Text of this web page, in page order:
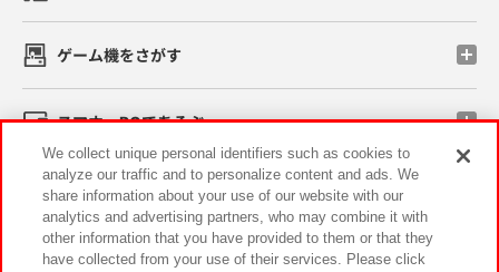
ゲーム機をさがす
スマホ・PCであそぶ
イベント・キャンペーン
We collect unique personal identifiers such as cookies to
analyze our traffic and to personalize content and ads. We
share information about your use of our website with our
analytics and advertising partners, who may combine it with
other information that you have provided to them or that they
have collected from your use of their services. Please click